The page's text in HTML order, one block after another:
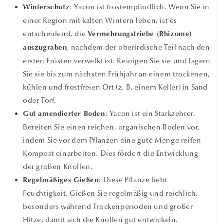
Winterschutz: Yacon ist frostempfindlich. Wenn Sie in
einer Region mit kalten Wintern leben, ist es
entscheidend, die Vermehrungstriebe (Rhizome)
auszugraben, nachdem der oberirdische Teil nach den
ersten Frösten verwelkt ist. Reinigen Sie sie und lagern
Sie sie bis zum nächsten Frühjahr an einem trockenen,
kühlen und frostfreien Ort (z. B. einem Keller) in Sand
oder Torf.
Gut amendierter Boden: Yacon ist ein Starkzehrer.
Bereiten Sie einen reichen, organischen Boden vor,
indem Sie vor dem Pflanzen eine gute Menge reifen
Kompost einarbeiten. Dies fördert die Entwicklung
der großen Knollen.
Regelmäßiges Gießen: Diese Pflanze liebt
Feuchtigkeit. Gießen Sie regelmäßig und reichlich,
besonders während Trockenperioden und großer
Hitze, damit sich die Knollen gut entwickeln.